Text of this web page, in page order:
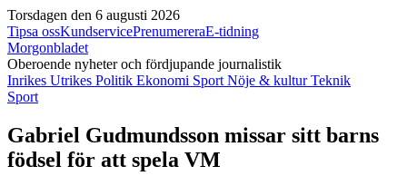
Torsdagen den 6 augusti 2026
Tipsa ossKundservicePrenumereraE-tidning
Morgonbladet
Oberoende nyheter och fördjupande journalistik
Inrikes Utrikes Politik Ekonomi Sport Nöje & kulturTeknik
Sport
Gabriel Gudmundsson missar sitt barns
födsel för att spela VM